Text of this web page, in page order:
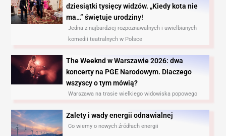
dziesiątki tysięcy widzów. „Kiedy kota nie
ma…” świętuje urodziny!
Jedna z najbardziej rozpoznawalnych i uwielbianych
komedii teatralnych w Polsce
The Weeknd w Warszawie 2026: dwa
koncerty na PGE Narodowym. Dlaczego
wszyscy o tym mówią?
Warszawa na trasie wielkiego widowiska popowego
Zalety i wady energii odnawialnej
Co wiemy o nowych źródłach energii